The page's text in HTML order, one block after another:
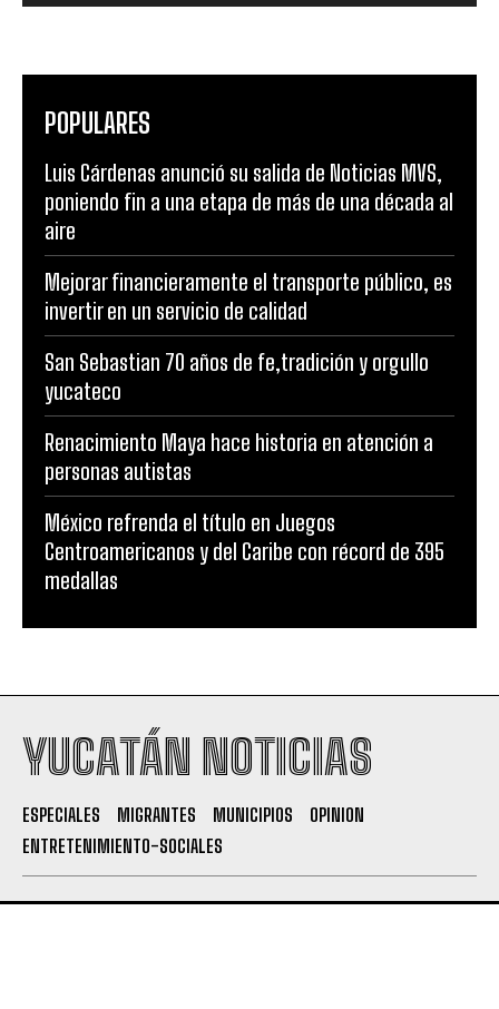
POPULARES
Luis Cárdenas anunció su salida de Noticias MVS,
poniendo fin a una etapa de más de una década al
aire
Mejorar financieramente el transporte público, es
invertir en un servicio de calidad
San Sebastian 70 años de fe,tradición y orgullo
yucateco
Renacimiento Maya hace historia en atención a
personas autistas
México refrenda el título en Juegos
Centroamericanos y del Caribe con récord de 395
medallas
YUCATÁN NOTICIAS
ESPECIALES MIGRANTES MUNICIPIOS
OPINION
ENTRETENIMIENTO-SOCIALES